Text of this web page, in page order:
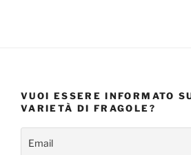
VUOI ESSERE INFORMATO
VARIETÀ DI FRAGOLE?